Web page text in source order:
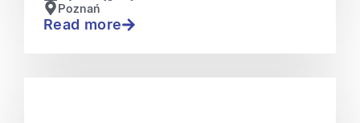
Poznań
Read more